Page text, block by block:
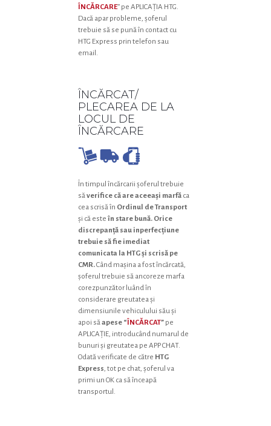
ÎNCĂRCARE” pe APLICAȚIA HTG.
Dacă apar probleme, șoferul
trebuie să se pună în contact cu
HTG Express prin telefon sau
email.
ÎNCĂRCAT/
PLECAREA DE LA
LOCUL DE
ÎNCĂRCARE
În timpul încărcarii șoferul trebuie
săverifice că are aceeași marfă ca
cea scrisă în Ordinul de Transport
și că esteîn stare bună. Orice
discrepanță sau inperfecțiune
trebuie să fie imediat
comunicata la HTG și scrisă pe
CMR.Când mașina a fost încărcată,
șoferul trebuie să ancoreze marfa
corezpunzător luând în
considerare greutatea și
dimensiunile vehiculului său și
apoi săapese “ÎNCĂRCAT” pe
APLICAȚIE, introducând numarul de
bunuri și greutatea pe APP CHAT.
Odată verificate de către HTG
Express, tot pe chat, șoferul va
primi un OK ca să înceapă
transportul.